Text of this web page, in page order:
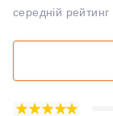
середній рейтинг